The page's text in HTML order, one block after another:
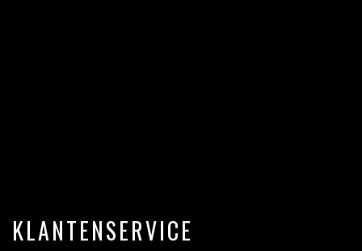
KLANTENSERVICE